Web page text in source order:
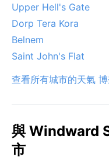
Upper Hell's Gate
Dorp Tera Kora
Belnem
Saint John's Flat
查看所有城市的天氣
與 Windward
市